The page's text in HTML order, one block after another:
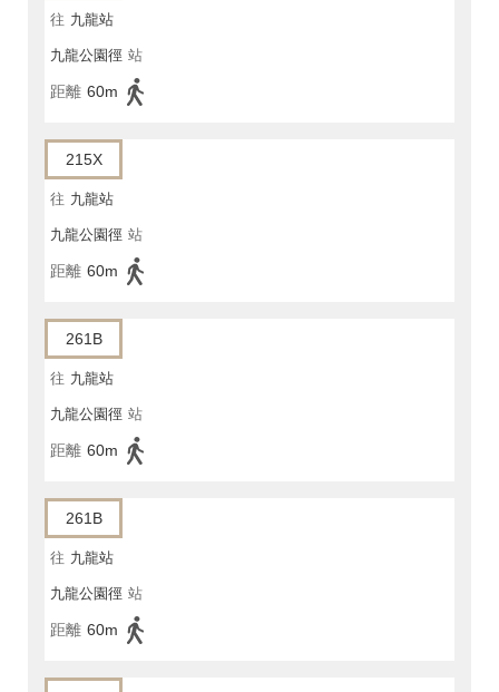
往 九龍站
九龍公園徑 站
距離 60m
215X
往 九龍站
九龍公園徑 站
距離 60m
261B
往 九龍站
九龍公園徑 站
距離 60m
261B
往 九龍站
九龍公園徑 站
距離 60m